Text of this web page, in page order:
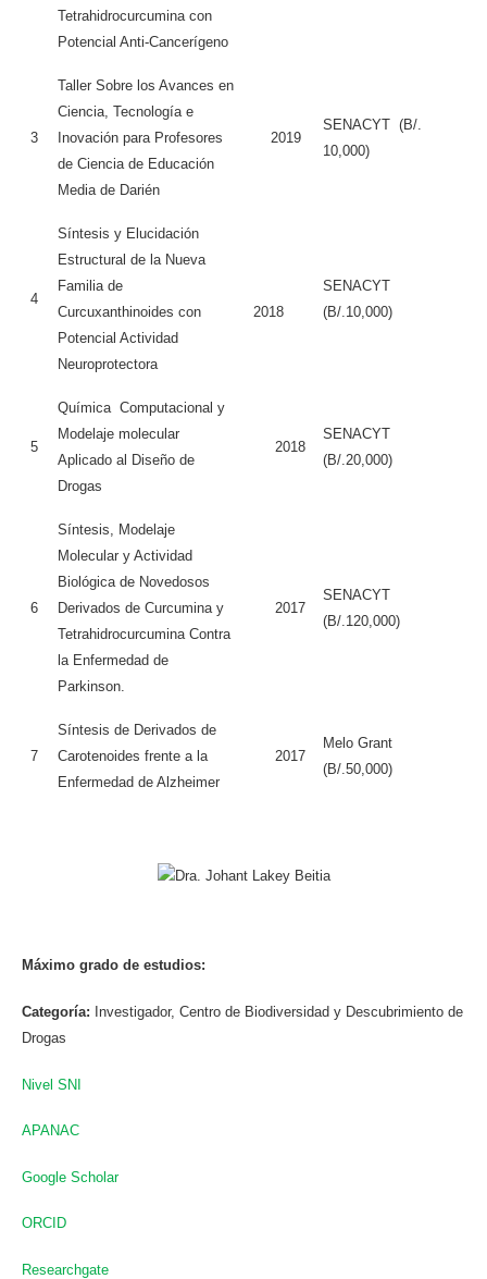
Tetrahidrocurcumina con
Potencial Anti-Cancerígeno
3
Taller Sobre los Avances en
Ciencia, Tecnología e
Inovación para Profesores
de Ciencia de Educación
Media de Darién
2019
SENACYT (B/.
10,000)
4
Síntesis y Elucidación
Estructural de la Nueva
Familia de
Curcuxanthinoides con
Potencial Actividad
Neuroprotectora
2018
SENACYT
(B/.10,000)
5
Química Computacional y
Modelaje molecular
Aplicado al Diseño de
Drogas
2018
SENACYT
(B/.20,000)
6
Síntesis, Modelaje
Molecular y Actividad
Biológica de Novedosos
Derivados de Curcumina y
Tetrahidrocurcumina Contra
la Enfermedad de
Parkinson.
2017
SENACYT
(B/.120,000)
7
Síntesis de Derivados de
Carotenoides frente a la
Enfermedad de Alzheimer
2017
Melo Grant
(B/.50,000)
Máximo grado de estudios:
Categoría: Investigador, Centro de Biodiversidad y Descubrimiento de
Drogas
Nivel SNI
APANAC
Google Scholar
ORCID
Researchgate